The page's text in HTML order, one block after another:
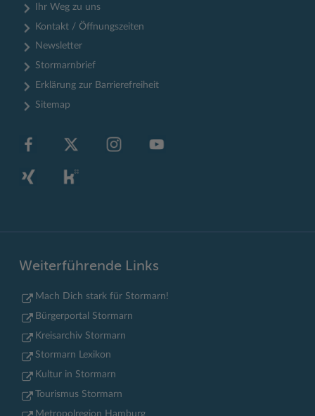
Ihr Weg zu uns
Kontakt / Öffnungszeiten
Newsletter
Stormarnbrief
Erklärung zur Barrierefreiheit
Sitemap
Weiterführende Links
Mach Dich stark für Stormarn!
Bürgerportal Stormarn
Kreisarchiv Stormarn
Stormarn Lexikon
Kultur in Stormarn
Tourismus Stormarn
Metropolregion Hamburg